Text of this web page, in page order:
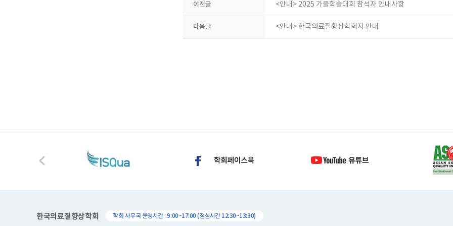
이전글 <안내> 2025 가을학술대회 참석자 안내사항
다음글 <안내> 한국의료질향상학회지 안내
한국의료질향상학회 학회 사무국 운영시간 : 9:00~17:00 (점심시간 12:30~13:30)